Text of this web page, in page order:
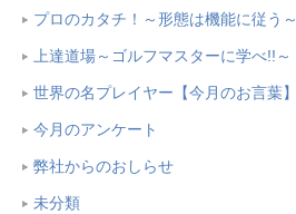
プロのカタチ！～形態は機能に従う～
上達道場～ゴルフマスターに学べ!!～
世界の名プレイヤー【今月のお言葉】
今月のアンケート
弊社からのおしらせ
未分類